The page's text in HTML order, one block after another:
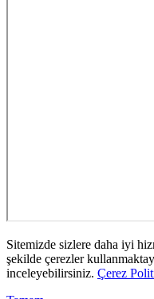
Sitemizde sizlere daha iyi
şekilde çerezler
inceleyebilirsiniz. Çerez